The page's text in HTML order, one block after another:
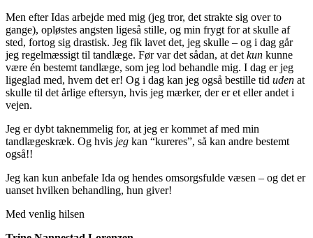
Men efter Idas arbejde med mig (jeg tror, det strakte sig over to
gange), opløstes angsten ligeså stille, og min frygt for at skulle af
sted, fortog sig drastisk. Jeg fik lavet det, jeg skulle – og i dag går
jeg regelmæssigt til tandlæge. Før var det sådan, at det kun kunne
være én bestemt tandlæge, som jeg lod behandle mig. I dag er jeg
ligeglad med, hvem det er! Og i dag kan jeg også bestille tid uden at
skulle til det årlige eftersyn, hvis jeg mærker, der er et eller andet i
vejen.
Jeg er dybt taknemmelig for, at jeg er kommet af med min
tandlægeskræk. Og hvis jeg kan “kureres”, så kan andre bestemt
også!!
Jeg kan kun anbefale Ida og hendes omsorgsfulde væsen – og det er
uanset hvilken behandling, hun giver!
Med venlig hilsen